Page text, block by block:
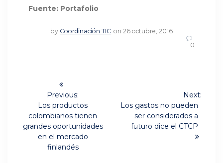
Fuente: Portafolio
by Coordinación TIC on 26 octubre, 2016
0
Navegación
entradas
Previous:
Previous
post:
Los productos
colombianos tienen
grandes oportunidades
en el mercado
finlandés
Next:
Next
post:
Los gastos no pueden
ser considerados a
futuro dice el CTCP